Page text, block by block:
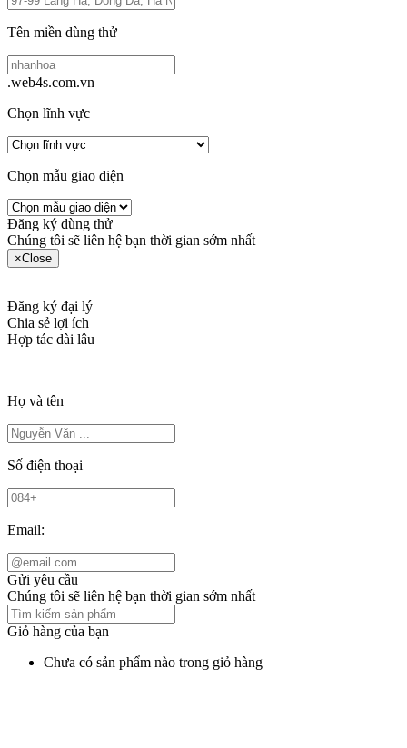
Tên miền dùng thử
.web4s.com.vn
Chọn lĩnh vực
Chọn mẫu giao diện
Đăng ký dùng thử
Chúng tôi sẽ liên hệ bạn thời gian sớm nhất
×Close
Đăng ký đại lý
Chia sẻ lợi ích
Hợp tác dài lâu
Họ và tên
Số điện thoại
Email:
Gửi yêu cầu
Chúng tôi sẽ liên hệ bạn thời gian sớm nhất
Giỏ hàng của bạn
Chưa có sản phẩm nào trong giỏ hàng